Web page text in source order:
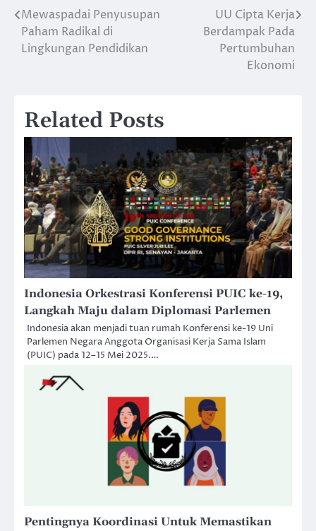
Post
navigation
Mewaspadai Penyusupan
Paham Radikal di
Lingkungan Pendidikan
UU Cipta Kerja
Berdampak Pada
Pertumbuhan
Ekonomi
Related Posts
Indonesia Orkestrasi Konferensi PUIC ke-19,
Langkah Maju dalam Diplomasi Parlemen
Indonesia akan menjadi tuan rumah Konferensi ke-19 Uni
Parlemen Negara Anggota Organisasi Kerja Sama Islam
(PUIC) pada 12–15 Mei 2025.…
Pentingnya Koordinasi Untuk Memastikan